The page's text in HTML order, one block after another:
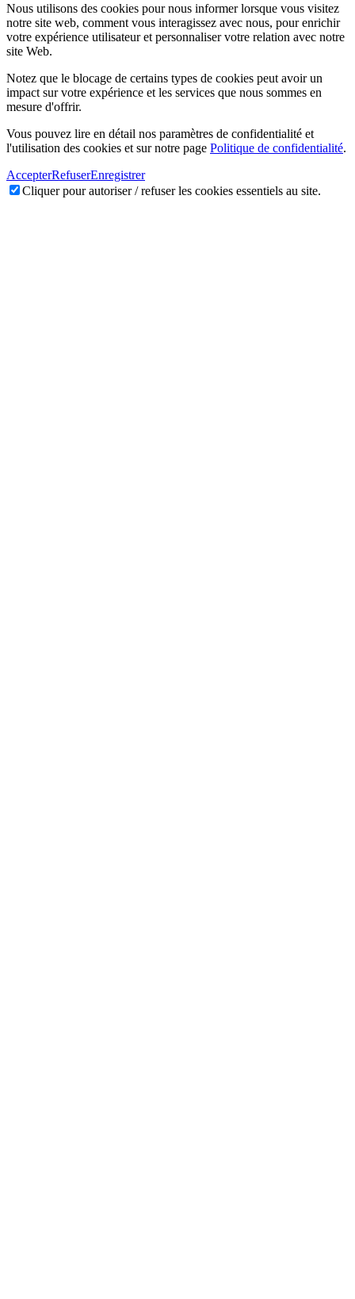
Nous utilisons des cookies pour nous informer lorsque vous visitez
notre site web, comment vous interagissez avec nous, pour enrichir
votre expérience utilisateur et personnaliser votre relation avec notre
site Web.
Notez que le blocage de certains types de cookies peut avoir un
impact sur votre expérience et les services que nous sommes en
mesure d'offrir.
Vous pouvez lire en détail nos paramètres de confidentialité et
l'utilisation des cookies et sur notre page Politique de confidentialité.
AccepterRefuserEnregistrer
Cliquer pour autoriser / refuser les cookies essentiels au site.